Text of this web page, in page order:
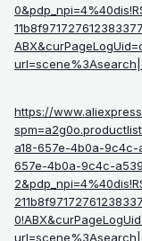
https://
a18-657e-4b0a-9c4c-
657e-4b0a-9c4c-